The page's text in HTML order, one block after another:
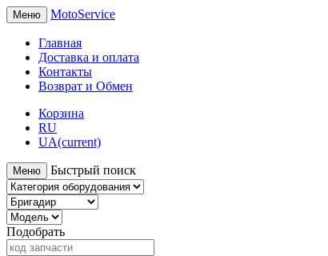
Меню MotoService
Главная
Доставка и оплата
Контакты
Возврат и Обмен
Корзина
RU
UA(current)
Меню Быстрый поиск
Подобрать